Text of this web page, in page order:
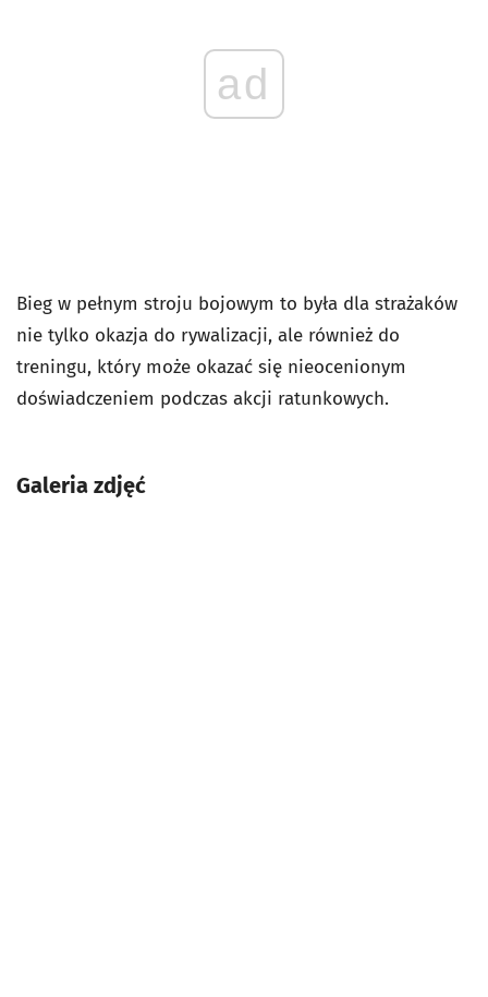
ad
Bieg w pełnym stroju bojowym to była dla strażaków
nie tylko okazja do rywalizacji, ale również do
treningu, który może okazać się nieocenionym
doświadczeniem podczas akcji ratunkowych.
Galeria zdjęć